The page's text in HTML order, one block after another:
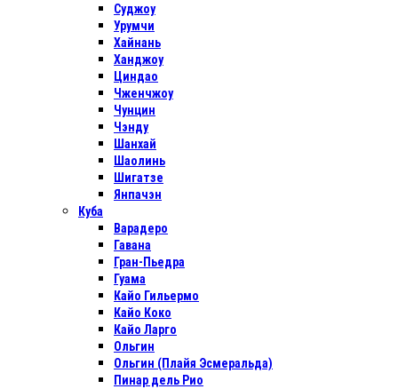
Суджоу
Урумчи
Хайнань
Ханджоу
Циндао
Чженчжоу
Чунцин
Чэнду
Шанхай
Шаолинь
Шигатзе
Янпачэн
Куба
Варадеро
Гавана
Гран-Пьедра
Гуама
Кайо Гильермо
Кайо Коко
Кайо Ларго
Ольгин
Ольгин (Плайя Эсмеральда)
Пинар дель Рио